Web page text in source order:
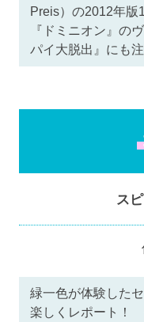
Preis）の2012年版
『ドミニオン』の
パイ大脱出』にも注
ス
緑一色が体験した
楽しくレポート！